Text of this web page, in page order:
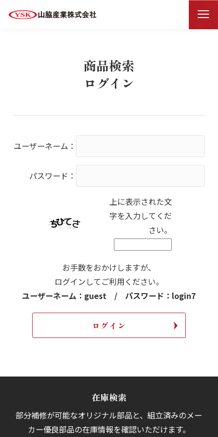
HOME 商品検索ログイン
商品検索
ログイン
ユーザーネーム：
パスワード：
上に表示された文
字を入力してくだ
さい。
お手数をおかけしますが、
ログインしてご利用ください。
ユーザーネーム：guest / パスワード：login7
在庫検索
部分補修が可能なオリジナル部品と、組立済みのメー
カー優良部品の在庫情報を確認いただけます。